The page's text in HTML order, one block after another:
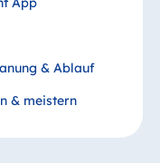
& Ablauf
& meistern